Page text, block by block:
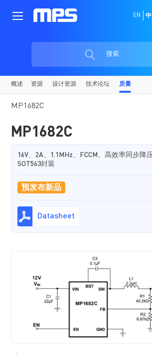
EN
搜索
概述 资源 设计资源 技术论坛 质量
MP1682C
MP1682C
16V、2A、1.1MHz、FCCM、高效率同步降
SOT563封装
预发布新品
Datasheet